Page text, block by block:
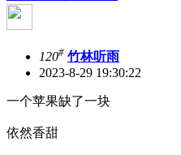
120# 竹林听雨
2023-8-29 19:30:22
一个苹果缺了一块
依然香甜